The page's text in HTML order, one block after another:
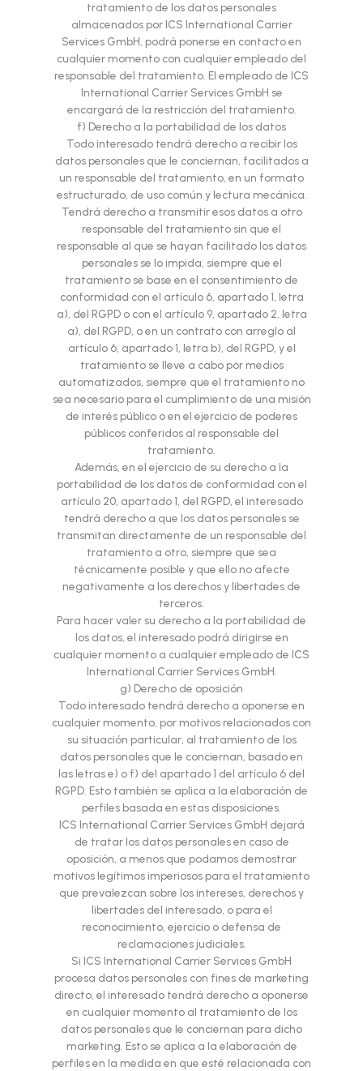
tratamiento de los datos personales
almacenados por ICS International Carrier
Services GmbH, podrá ponerse en contacto en
cualquier momento con cualquier empleado del
responsable del tratamiento. El empleado de ICS
International Carrier Services GmbH se
encargará de la restricción del tratamiento.
f) Derecho a la portabilidad de los datos
Todo interesado tendrá derecho a recibir los
datos personales que le conciernan, facilitados a
un responsable del tratamiento, en un formato
estructurado, de uso común y lectura mecánica.
Tendrá derecho a transmitir esos datos a otro
responsable del tratamiento sin que el
responsable al que se hayan facilitado los datos
personales se lo impida, siempre que el
tratamiento se base en el consentimiento de
conformidad con el artículo 6, apartado 1, letra
a), del RGPD o con el artículo 9, apartado 2, letra
a), del RGPD, o en un contrato con arreglo al
artículo 6, apartado 1, letra b), del RGPD, y el
tratamiento se lleve a cabo por medios
automatizados, siempre que el tratamiento no
sea necesario para el cumplimiento de una misión
de interés público o en el ejercicio de poderes
públicos conferidos al responsable del
tratamiento.
Además, en el ejercicio de su derecho a la
portabilidad de los datos de conformidad con el
artículo 20, apartado 1, del RGPD, el interesado
tendrá derecho a que los datos personales se
transmitan directamente de un responsable del
tratamiento a otro, siempre que sea
técnicamente posible y que ello no afecte
negativamente a los derechos y libertades de
terceros.
Para hacer valer su derecho a la portabilidad de
los datos, el interesado podrá dirigirse en
cualquier momento a cualquier empleado de ICS
International Carrier Services GmbH.
g) Derecho de oposición
Todo interesado tendrá derecho a oponerse en
cualquier momento, por motivos relacionados con
su situación particular, al tratamiento de los
datos personales que le conciernan, basado en
las letras e) o f) del apartado 1 del artículo 6 del
RGPD. Esto también se aplica a la elaboración de
perfiles basada en estas disposiciones.
ICS International Carrier Services GmbH dejará
de tratar los datos personales en caso de
oposición, a menos que podamos demostrar
motivos legítimos imperiosos para el tratamiento
que prevalezcan sobre los intereses, derechos y
libertades del interesado, o para el
reconocimiento, ejercicio o defensa de
reclamaciones judiciales.
Si ICS International Carrier Services GmbH
procesa datos personales con fines de marketing
directo, el interesado tendrá derecho a oponerse
en cualquier momento al tratamiento de los
datos personales que le conciernan para dicho
marketing. Esto se aplica a la elaboración de
perfiles en la medida en que esté relacionada con